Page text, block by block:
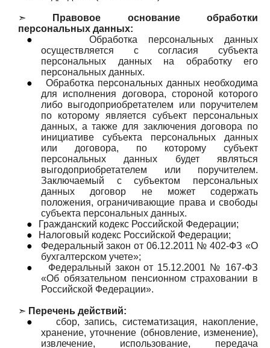
➣
Правовое основание обработки
персональных данных:
●
Обработка персональных данных
осуществляется с согласия субъекта
персональных данных на обработку его
персональных данных.
●
Обработка персональных данных необходима
для исполнения договора, стороной которого
либо выгодоприобретателем или поручителем
по которому является субъект персональных
данных, а также для заключения договора по
инициативе субъекта персональных данных
или договора, по которому субъект
персональных данных будет являться
выгодоприобретателем или поручителем.
Заключаемый с субъектом персональных
данных договор не может содержать
положения, ограничивающие права и свободы
субъекта персональных данных.
●
Гражданский кодекс Российской Федерации;
●
Налоговый кодекс Российской Федерации;
●
Федеральный закон от 06.12.2011 № 402-ФЗ «О
бухгалтерском учете»;
●
Федеральный закон от 15.12.2001 № 167-ФЗ
«Об обязательном пенсионном страховании в
Российской Федерации».
➣ Перечень действий:
●
сбор, запись, систематизация, накопление,
хранение, уточнение (обновление, изменение),
извлечение, использование, передача